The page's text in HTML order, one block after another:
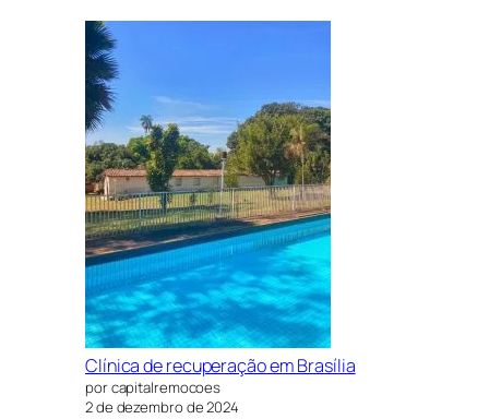
Clínica de recuperação em Brasília
por capitalremocoes
2 de dezembro de 2024